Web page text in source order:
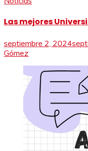
Las mejores
septiembre 2, 2024
Gómez